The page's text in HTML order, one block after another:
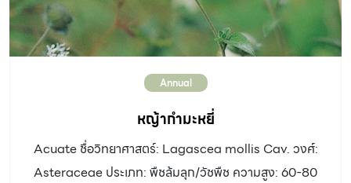
Annual
หญ้ากำมะหยี่
Acuate ชื่อวิทยาศาสตร์: Lagascea mollis Cav. วงศ์:
Asteraceae ประเภท: พืชล้มลุก/วัชพืช ความสูง: 60-80